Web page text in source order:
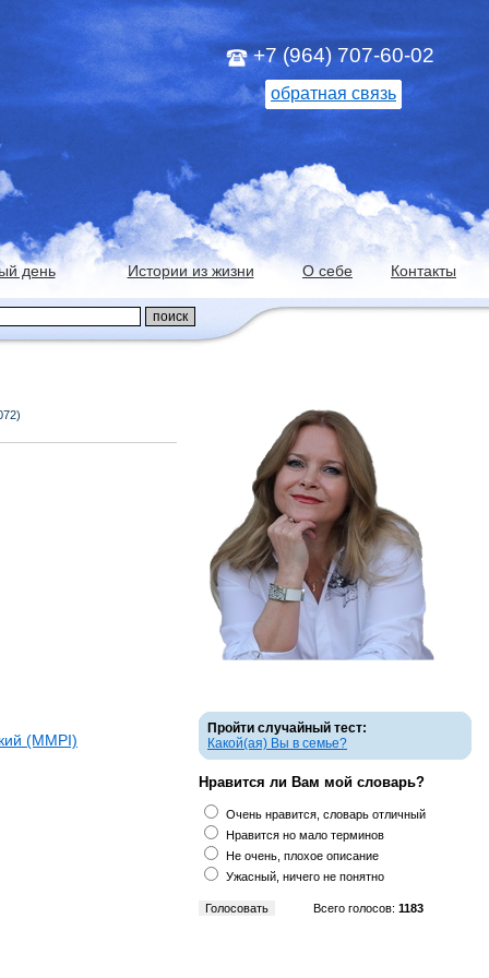
+7 (964) 707-60-02
обратная связь
день Истории из жизни О себе Контакты
(ММPI)
Пройти случайный тест:
Какой(ая) Вы в семье?
Нравится ли Вам мой словарь?
Очень нравится, словарь отличный
Нравится но мало терминов
Не очень, плохое описание
Ужасный, ничего не понятно
Всего голосов: 1183